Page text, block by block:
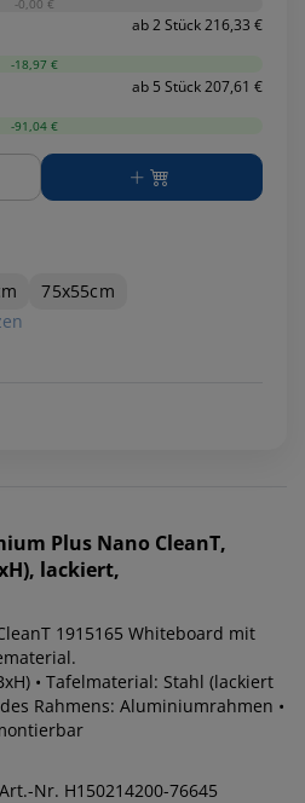
ab 2 Stück 216,33 €
-18,97 €
ab 5 Stück 207,61 €
-91,04 €
75x55cm
Plus Nano CleanT,
lackiert,
1915165 Whiteboard mit
• Tafelmaterial: Stahl (lackiert
Rahmens: Aluminiumrahmen •
Art.-Nr. H150214200-76645